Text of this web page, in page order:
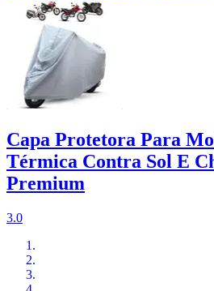
Capa Protetora Para
Térmica Contra Sol E
Premium
3.0